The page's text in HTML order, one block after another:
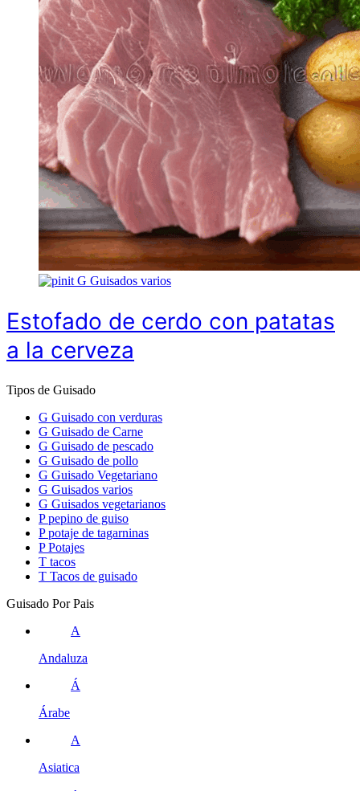
G Guisados varios
Estofado de cerdo con patatas
a la cerveza
Tipos de Guisado
G Guisado con verduras
G Guisado de Carne
G Guisado de pescado
G Guisado de pollo
G Guisado Vegetariano
G Guisados varios
G Guisados vegetarianos
P pepino de guiso
P potaje de tagarninas
P Potajes
T tacos
T Tacos de guisado
Guisado Por Pais
A
Andaluza
Á
Árabe
A
Asiatica